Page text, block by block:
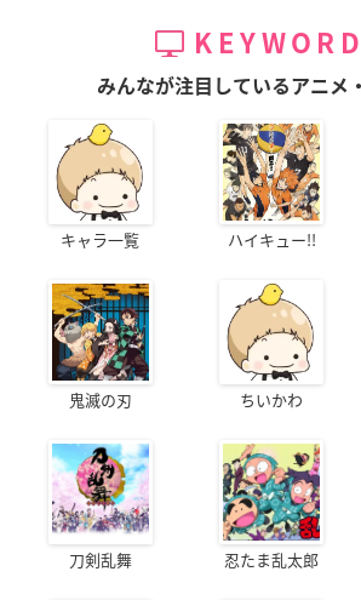
みんなが注目しているアニメ
キャラ一覧 ハイキュー!!
鬼滅の刃 ちいかわ
刀剣乱舞 忍たま乱太郎